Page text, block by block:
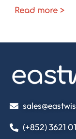
Read more >
(+852) 3621